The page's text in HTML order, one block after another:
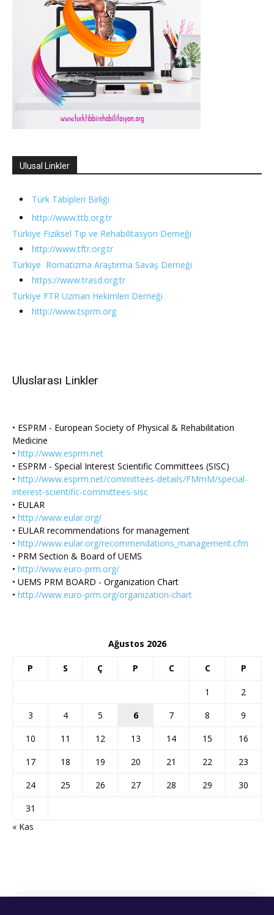
Ulusal Linkler
Türk Tabipleri Birliği
http://www.ttb.org.tr
Türkiye Fiziksel Tıp ve Rehabilitasyon Derneği
http://www.tftr.org.tr
Türkiye Romatizma Araştırma Savaş Derneği
https://www.trasd.org.tr
Türkiye FTR Uzman Hekimleri Derneği
http://www.tsprm.org
Uluslarası Linkler
• ESPRM - European Society of Physical & Rehabilitation
Medicine
• http://www.esprm.net
• ESPRM - Special Interest Scientific Committees (SISC)
• http://www.esprm.net/committees-details/FMmM/special-
interest-scientific-committees-sisc
• EULAR
• http://www.eular.org/
• EULAR recommendations for management
• http://www.eular.org/recommendations_management.cfm
• PRM Section & Board of UEMS
• http://www.euro-prm.org/
• UEMS PRM BOARD - Organization Chart
• http://www.euro-prm.org/organization-chart
Ağustos 2026
P S Ç P C C P
1
2
3
4 5 6 7 8
9
10
11 12 13 14 15
16
17
18 19 20 21 22
23
24
25 26 27 28 29
30
31
« Kas